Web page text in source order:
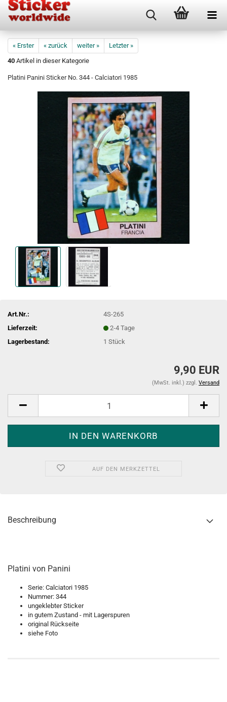
« Erster « zurück weiter »
Letzter »
40 Artikel in dieser Kategorie
Platini Panini Sticker No. 344 - Calciatori 1985
Art.Nr.:
4S-265
Lieferzeit:
2-4 Tage
Lagerbestand:
1Stück
9,90 EUR
(MwSt. inkl.) zzgl. Versand
AUF DEN MERKZETTEL
Beschreibung
Platini von Panini
Serie: Calciatori 1985
Nummer: 344
ungeklebter Sticker
in gutem Zustand - mit Lagerspuren
original Rückseite
siehe Foto